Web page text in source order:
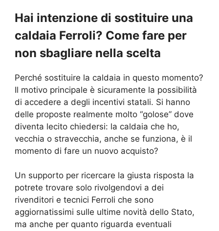
Hai intenzione di sostituire una
caldaia Ferroli? Come fare per
non sbagliare nella scelta
Perché sostituire la caldaia in questo momento?
Il motivo principale è sicuramente la possibilità
di accedere a degli incentivi statali. Si hanno
delle proposte realmente molto “golose” dove
diventa lecito chiedersi: la caldaia che ho,
vecchia o stravecchia, anche se funziona, è il
momento di fare un nuovo acquisto?
Un supporto per ricercare la giusta risposta la
potrete trovare solo rivolgendovi a dei
rivenditori e tecnici Ferroli che sono
aggiornatissimi sulle ultime novità dello Stato,
ma anche per quanto riguarda eventuali